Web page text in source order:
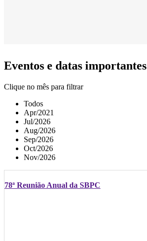
Eventos e datas importantes
Clique no mês para filtrar
Todos
Apr/2021
Jul/2026
Aug/2026
Sep/2026
Oct/2026
Nov/2026
78ª Reunião Anual da SBPC